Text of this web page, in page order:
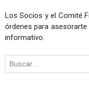
Los Socios y el Comité
órdenes para
informativo.